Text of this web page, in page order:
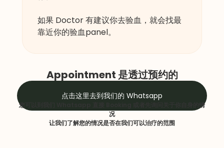
Appointment 是透过预约的
点击这里去到我们的 Whatsapp
您可以到我们 Whatsapp 直接 Booking 或者先询问关于你自身的情
况
让我们了解您的情况是否在我们可以治疗的范围
如果 Doctor 有建议你去验血，就会找最
靠近你的验血panel。